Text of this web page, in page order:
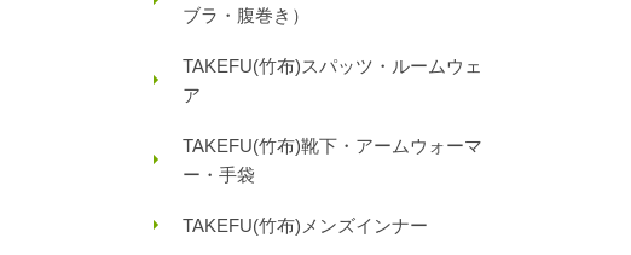
ブラ・腹巻き）
TAKEFU(竹布)スパッツ・ルームウェ
ア
TAKEFU(竹布)靴下・アームウォーマ
ー・手袋
TAKEFU(竹布)メンズインナー